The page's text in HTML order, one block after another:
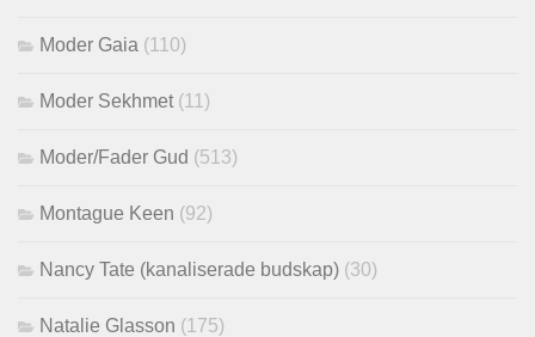
Moder Gaia (110)
Moder Sekhmet (11)
Moder/Fader Gud (513)
Montague Keen (92)
Nancy Tate (kanaliserade budskap) (30)
Natalie Glasson (175)